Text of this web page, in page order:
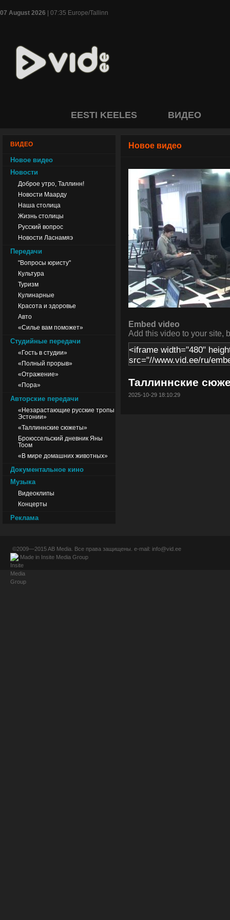
07 August 2026 | 07:35 Europe/Tallinn
EESTI KEELES ВИДЕО
ВИДЕО
Новое видео
Новости
Доброе утро, Таллинн!
Новости Маарду
Наша столица
Жизнь столицы
Русский вопрос
Новости Ласнамяэ
Передачи
"Вопросы юристу"
Культура
Туризм
Кулинарные
Красота и здоровье
Авто
«Силье вам поможет»
Студийные передачи
«Гость в студии»
«Полный прорыв»
«Отражение»
«Пора»
Авторские передачи
«Незарастающие русские тропы
Эстонии»
«Таллиннские сюжеты»
Броюссельский дневник Яны
Тоом
«В мире домашних животных»
Документальное кино
Музыка
Видеоклипы
Концерты
Реклама
Новое видео
Embed video
Add this video to your site,
Таллиннские
2025-10-29 18:10:29
©2009—2015AB Media . Все права защищены. e-mail: info@vid.ee
Made in Insite Media Group